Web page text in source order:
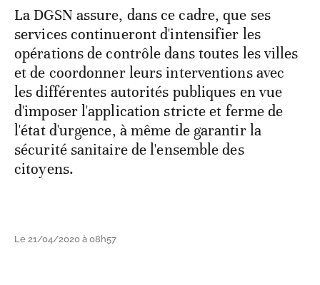
La DGSN assure, dans ce cadre, que ses
services continueront d'intensifier les
opérations de contrôle dans toutes les villes
et de coordonner leurs interventions avec
les différentes autorités publiques en vue
d'imposer l'application stricte et ferme de
l'état d'urgence, à même de garantir la
sécurité sanitaire de l'ensemble des
citoyens.
Le 21/04/2020 à 08h57